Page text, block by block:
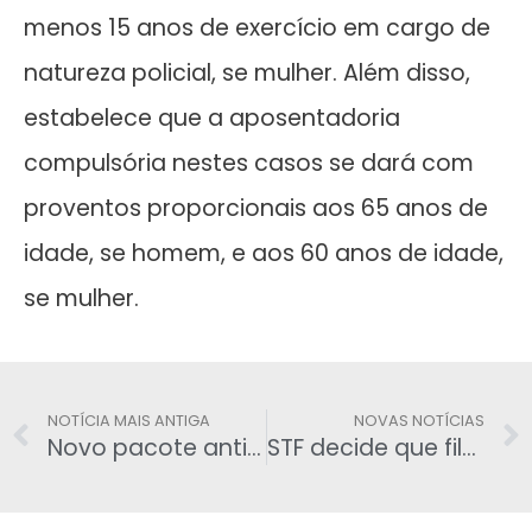
menos 15 anos de exercício em cargo de
natureza policial, se mulher. Além disso,
estabelece que a aposentadoria
compulsória nestes casos se dará com
proventos proporcionais aos 65 anos de
idade, se homem, e aos 60 anos de idade,
se mulher.
NOTÍCIA MAIS ANTIGA
Novo pacote anticorrupção quer mudar sistemática de indicações para o STF
NOVAS NOTÍCIAS
STF decide que filha de servidor solteira e maior de 21 anos pode manter pensão mesmo que trabalhe